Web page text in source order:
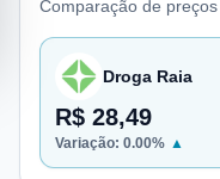
Comparação de
Droga Raia
R$ 28,49
Variação: 0.00% ▲